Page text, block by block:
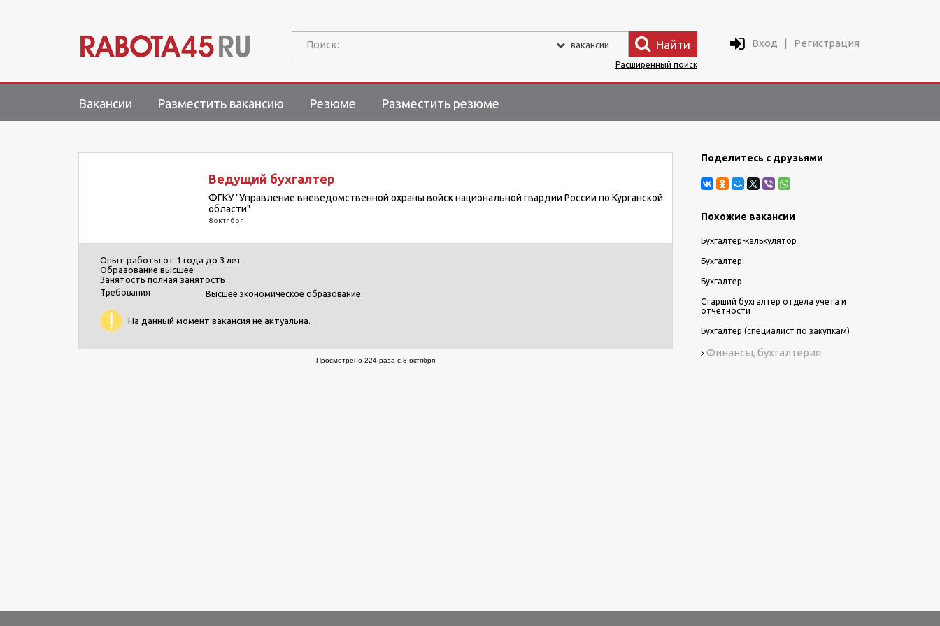
Поиск: вакансии Найти Вход | Регистрация
Расширенный поиск
Вакансии Разместить вакансию Резюме Разместить резюме
Ведущий бухгалтер
ФГКУ "Управление вневедомственной охраны войск национальной гвардии России по Курганской
области"
8 октября
Опыт работы от 1 года до 3 лет
Образование высшее
Занятость полная занятость
Требования Высшее экономическое образование.
На данный момент вакансия не актуальна.
Просмотрено 224 раза с 8 октября
Поделитесь с друзьями
Похожие вакансии
Бухгалтер-калькулятор
Бухгалтер
Бухгалтер
Старший бухгалтер отдела учета и
отчетности
Бухгалтер (специалист по закупкам)
Финансы, бухгалтерия